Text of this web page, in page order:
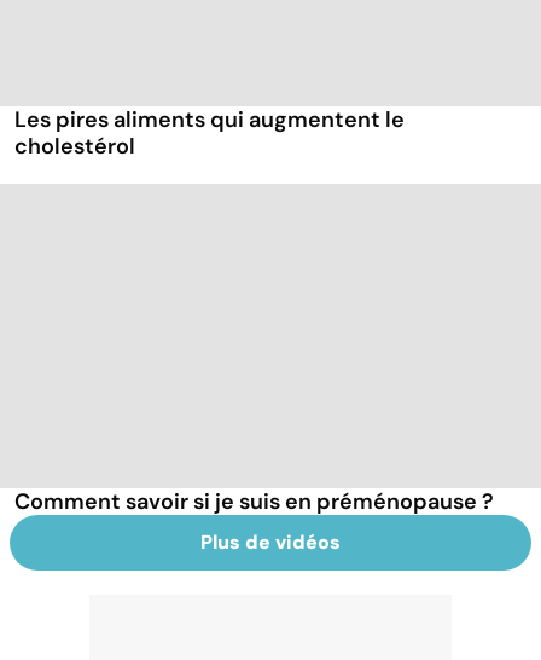
Les pires aliments qui augmentent le
cholestérol
Comment savoir si je suis en préménopause ?
Plus de vidéos